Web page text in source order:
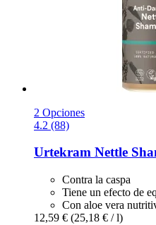
2 Opciones
4.2 (88)
Urtekram Nettle
Contra la caspa
Tiene un efecto de
Con aloe vera
12,59 € (25,18 € / l)